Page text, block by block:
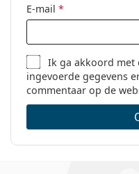
E-mail *
Ik ga akkoord
ingevoerde gegevens
commentaar op de